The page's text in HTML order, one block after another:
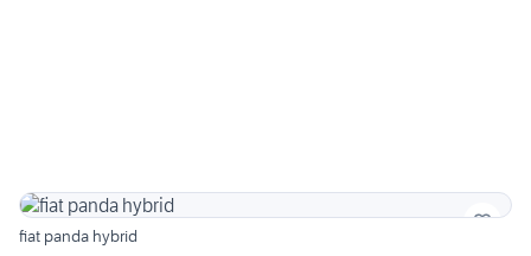
fiat panda hybrid